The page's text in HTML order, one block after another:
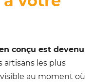
conçu est devenu
artisans les plus
visible au moment où